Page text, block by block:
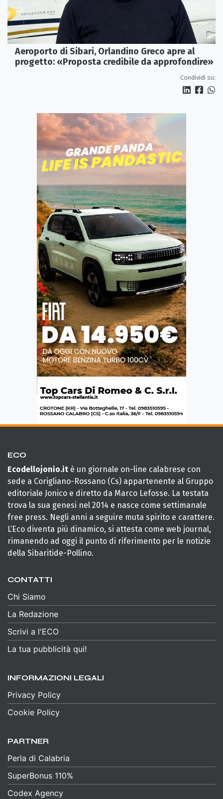
Aeroporto di Sibari, Orlandino Greco apre al
progetto: «Proposta credibile da approfondire»
Condividi su:
ECO
Ecodellojonio.it è un giornale on-line calabrese con
sede a Corigliano-Rossano (Cs) appartenente al Gruppo
editoriale Jonico e diretto da Marco Lefosse. La testata
trova la sua genesi nel 2014 e nasce come settimanale
free press. Negli anni a seguire muta spirito e carattere.
L’Eco diventa più dinamico, si attesta come web journal,
rimanendo ad oggi il punto di riferimento per le notizie
della Sibaritide-Pollino.
CONTATTI
Chi Siamo
La Redazione
Scrivi a l'ECO
La tua pubblicità qui!
INFORMAZIONI LEGALI
Privacy Policy
Cookie Policy
PARTNER
Perla di Calabria
SuperBonus 110%
Codex Agency